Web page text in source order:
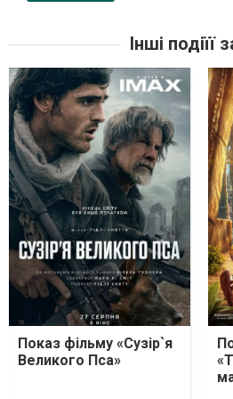
Інші подіїї
Показ фільму «Сузір`я
Великого Пса»